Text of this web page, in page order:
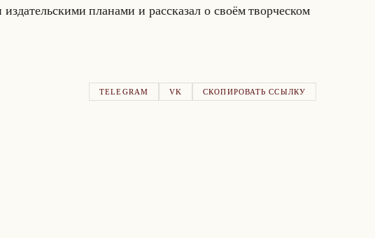
пла­на­ми и рас­ска­зал о своём твор­че­ском
TELEGRAM VK СКОПИРОВАТЬ ССЫЛКУ